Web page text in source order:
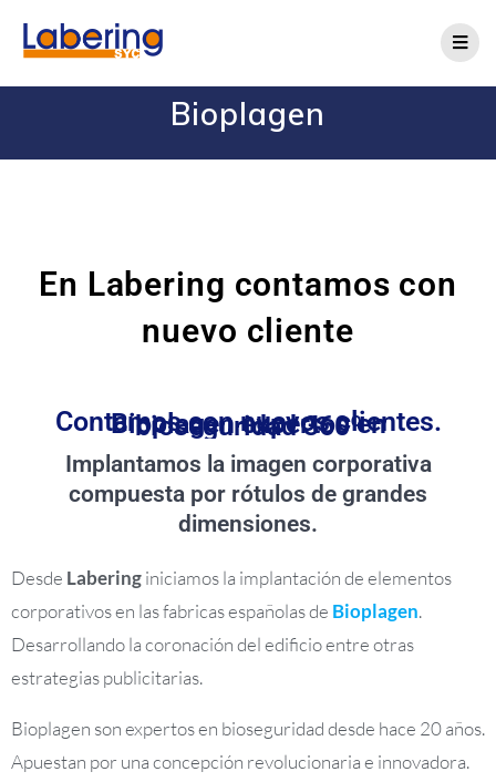
Bioplagen
En Labering contamos con
nuevo cliente
Contamos con nuevos clientes. Bioplagen expertos en bioseguridad 360º
Implantamos la imagen corporativa
compuesta por rótulos de grandes
dimensiones.
Desde Laberinginiciamos la implantación de elementos
corporativos en las fabricas españolas de Bioplagen.
Desarrollando la coronación del edificio entre otras
estrategias publicitarias.
Bioplagen son expertos en bioseguridad desde hace 20 años.
Apuestan por una concepción revolucionaria e innovadora.